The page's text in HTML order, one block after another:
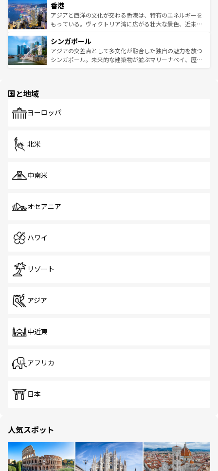
とつ。フォーやバインミー、ベトナムコーヒーなどは、ぜ
ひ現地で味わいたい。どの地域を訪れてもあたたかい人々
が旅行者を迎えてくれるので、きっと忘れられない旅にな
参照してほしい。
の活気が交差している。北部ではチェンマイなどの山岳地
帯で自然と触れ合い、南部ではプーケットやクラビの美し
いビーチでリゾート気分を楽しむことができる。タイ料理
激する。気候は一年中温暖で、どの季節にも異なる楽しみ
が待っている。親しみやすいタイの人々、仏教を中心とし
た文化、そして多様な観光資源が、訪れる旅人を魅了し続
香港
アジアと西洋の文化が交わる香港は、特有のエネルギーを
もっている。ヴィクトリア湾に広がる壮大な景色、近未来
み、どこを訪れても感動するはず。観光スポットが密集し
ており、効率よく見どころを回れるのも魅力。息をのむよ
うな絶景から文化的な体験まで、香港を存分に楽しみ尽く
シンガポール
アジアの交差点として多文化が融合した独自の魅力を放つ
シンガポール。未来的な建築物が並ぶマリーナベイ、歴史
で、ホーカーズは地元の風情を楽しめる外せないスポット
国と地域
ヨーロッパ
北米
中南米
オセアニア
ハワイ
リゾート
アジア
中近東
アフリカ
日本
人気スポット